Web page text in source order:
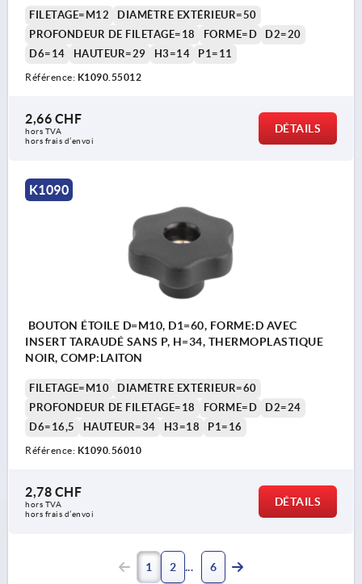
FILETAGE=M12
DIAMÈTRE EXTÉRIEUR=50
PROFONDEUR DE FILETAGE=18
FORME=D
D2=20
D6=14
HAUTEUR=29 H3=14 P1=11
Référence: K1090.55012
2,66 CHF
hors TVA
hors frais d’envoi
DÉTAILS
K1090
BOUTON ÉTOILE D=M10, D1=60, FORME:D AVEC
INSERT TARAUDÉ SANS P, H=34, THERMOPLASTIQUE
NOIR, COMP:LAITON
FILETAGE=M10
DIAMÈTRE EXTÉRIEUR=60
PROFONDEUR DE FILETAGE=18
FORME=D
D2=24
D6=16,5
HAUTEUR=34 H3=18 P1=16
Référence: K1090.56010
2,78 CHF
hors TVA
hors frais d’envoi
DÉTAILS
1 2 6